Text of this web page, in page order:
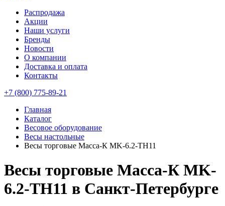
Распродажа
Акции
Наши услуги
Бренды
Новости
О компании
Доставка и оплата
Контакты
+7 (800) 775-89-21
Главная
Каталог
Весовое оборудование
Весы настольные
Весы торговые Масса-К MK-6.2-TH11
Весы торговые Масса-К MK-
6.2-TH11 в Санкт-Петербурге